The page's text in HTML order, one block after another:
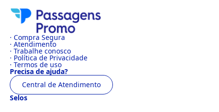
· Compra Segura
· Atendimento
· Trabalhe conosco
· Política de Privacidade
· Termos de uso
Precisa de ajuda?
Central de Atendimento
Selos